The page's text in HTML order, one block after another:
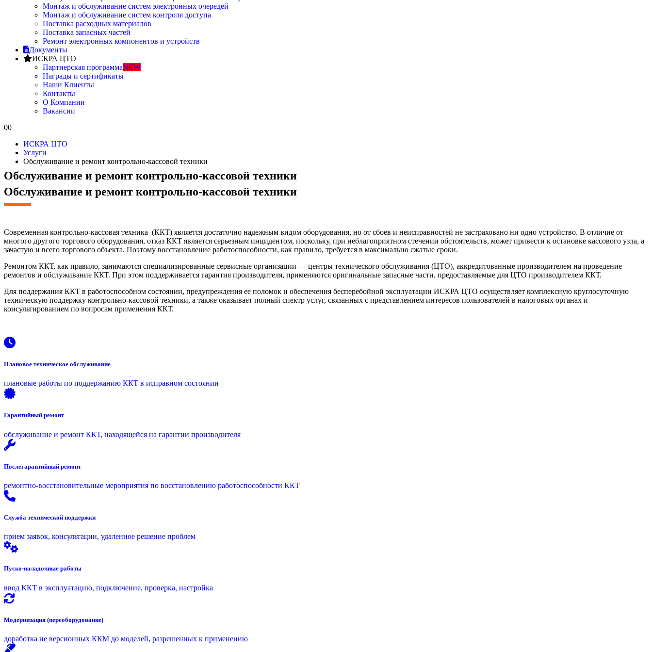
Монтаж и обслуживание систем электронных очередей
Монтаж и обслуживание систем контроля доступа
Поставка расходных материалов
Поставка запасных частей
Ремонт электронных компонентов и устройств
Документы
ИСКРА ЦТО
Партнерская программаNEW
Награды и сертификаты
Наши Клиенты
Контакты
О Компании
Вакансии
00
ИСКРА ЦТО
Услуги
Обслуживание и ремонт контрольно-кассовой техники
Обслуживание и ремонт контрольно-кассовой техники
Обслуживание и ремонт контрольно-кассовой техники
Современная контрольно-кассовая техника (ККТ) является достаточно надежным видом оборудования, но от сбоев и неисправностей не застраховано ни одно устройство. В отличие от
многого другого торгового оборудования, отказ ККТ является серьезным инцидентом, поскольку, при неблагоприятном стечении обстоятельств, может привести к остановке кассового узла, а
зачастую и всего торгового объекта. Поэтому восстановление работоспособности, как правило, требуется в максимально сжатые сроки.
Ремонтом ККТ, как правило, занимаются специализированные сервисные организации — центры технического обслуживания (ЦТО), аккредитованные производителем на проведение
ремонтов и обслуживание ККТ. При этом поддерживается гарантия производителя, применяются оригинальные запасные части, предоставляемые для ЦТО производителем ККТ.
Для поддержания ККТ в работоспособном состоянии, предупреждения ее поломок и обеспечения бесперебойной эксплуатации ИСКРА ЦТО осуществляет комплексную круглосуточную
техническую поддержку контрольно-кассовой техники, а также оказывает полный спектр услуг, связанных с представлением интересов пользователей в налоговых органах и
консультированием по вопросам применения ККТ.
Плановое техническое обслуживание
плановые работы по поддержанию ККТ в исправном состоянии
Гарантийный ремонт
обслуживание и ремонт ККТ, находящейся на гарантии производителя
Послегарантийный ремонт
ремонтно-восстановительные мероприятия по восстановлению работоспособности ККТ
Служба технической поддержки
прием заявок, консультации, удаленное решение проблем
Пуско-наладочные работы
ввод ККТ в эксплуатацию, подключение, проверка, настройка
Модернизация (переоборудование)
доработка не версионных ККМ до моделей, разрешенных к применению